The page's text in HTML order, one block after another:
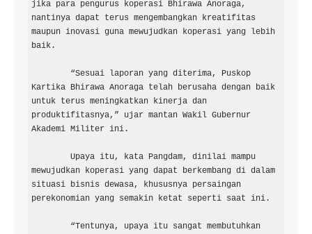
jika para pengurus koperasi Bhirawa Anoraga,
nantinya dapat terus mengembangkan kreatifitas
maupun inovasi guna mewujudkan koperasi yang lebih
baik.
Kartika Bhirawa Anoraga telah berusaha dengan baik
untuk terus meningkatkan kinerja dan
produktifitasnya,” ujar mantan Wakil Gubernur
Akademi Militer ini.
mewujudkan koperasi yang dapat berkembang di dalam
situasi bisnis dewasa, khususnya persaingan
perekonomian yang semakin ketat seperti saat ini.